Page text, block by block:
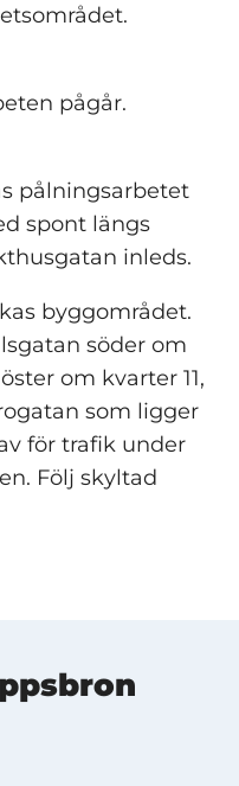
pågår.
pålningsarbetet
spont längs
inleds.
byggområdet.
söder om
om kvarter 11,
som ligger
för trafik under
Följ skyltad